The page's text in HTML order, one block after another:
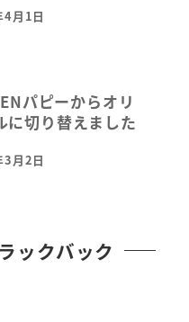
月1日
パピーからオリ
に切り替えました
月2日
ックバック